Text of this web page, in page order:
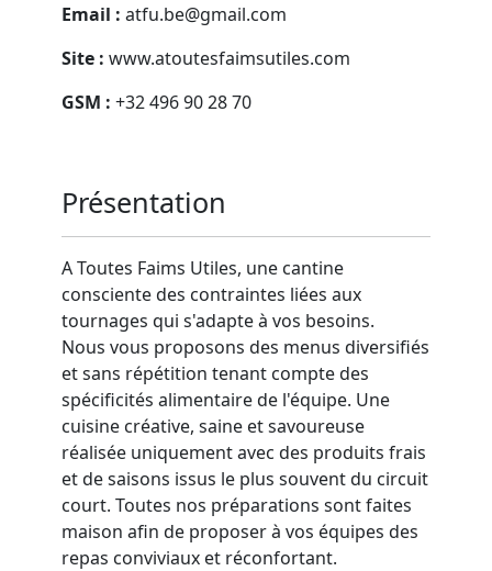
Email : atfu.be@gmail.com
Site : www.atoutesfaimsutiles.com
GSM : +32 496 90 28 70
Présentation
A Toutes Faims Utiles, une cantine
consciente des contraintes liées aux
tournages qui s'adapte à vos besoins.
Nous vous proposons des menus diversifiés
et sans répétition tenant compte des
spécificités alimentaire de l'équipe. Une
cuisine créative, saine et savoureuse
réalisée uniquement avec des produits frais
et de saisons issus le plus souvent du circuit
court. Toutes nos préparations sont faites
maison afin de proposer à vos équipes des
repas conviviaux et réconfortant.